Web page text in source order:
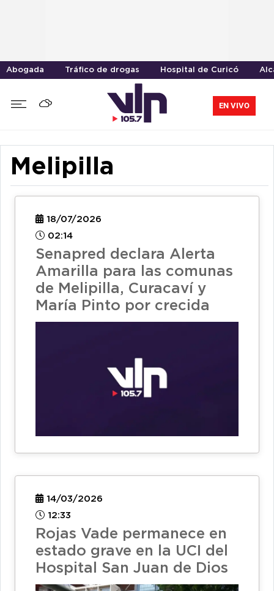
Abogada Tráfico de drogas Hospital de Curicó
EN VIVO
Melipilla
18/07/2026
02:14
Senapred declara Alerta
Amarilla para las comunas
de Melipilla, Curacaví y
María Pinto por crecida
14/03/2026
12:33
Rojas Vade permanece en
estado grave en la UCI del
Hospital San Juan de Dios